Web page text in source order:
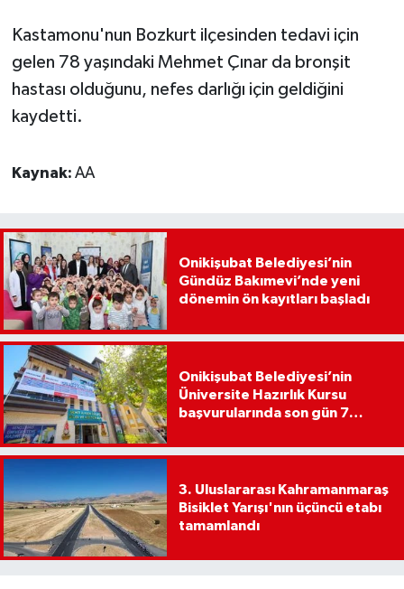
Kastamonu'nun Bozkurt ilçesinden tedavi için
gelen 78 yaşındaki Mehmet Çınar da bronşit
hastası olduğunu, nefes darlığı için geldiğini
kaydetti.
Kaynak: AA
Onikişubat Belediyesi’nin
Gündüz Bakımevi’nde yeni
dönemin ön kayıtları başladı
Onikişubat Belediyesi’nin
Üniversite Hazırlık Kursu
başvurularında son gün 7
3. Uluslararası Kahramanmaraş
Bisiklet Yarışı'nın üçüncü etabı
tamamlandı